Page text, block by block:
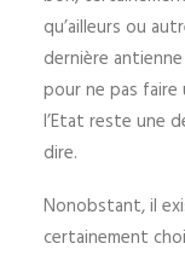
qu’ailleurs ou
dernière
pour ne pas
l’Etat reste une
dire.
Nonobstant, il
certainement